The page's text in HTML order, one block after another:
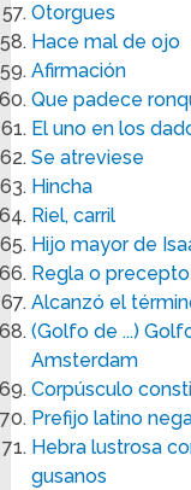
Otorgues
Hace mal de ojo
Afirmación
Que padece
El uno en los
Se atreviese
Hincha
Riel, carril
Hijo mayor de
Regla o precepto
Alcanzó el
(Golfo de ...)
Amsterdam
Corpúsculo
Prefijo latino
Hebra lustrosa
gusanos